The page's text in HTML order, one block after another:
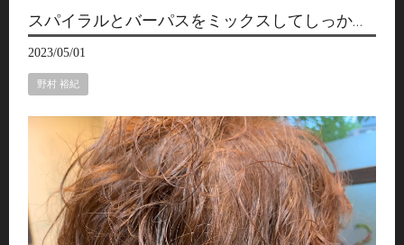
スパイラルとバーパスをミックスしてしっか…
2023/05/01
野村 裕紀